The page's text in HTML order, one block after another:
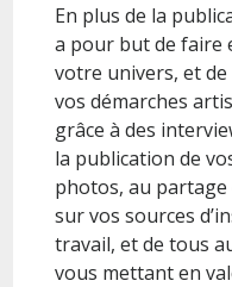
En plus de la
a pour but de faire
votre univers, et
vos démarches
grâce à des
la publication de
photos, au partage
sur vos sources
travail, et de tous
vous mettant en